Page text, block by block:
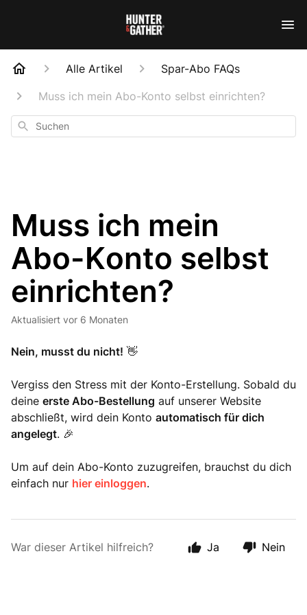
Alle Artikel
Spar-Abo FAQs
Muss ich mein Abo-Konto selbst einrichten?
Suchen
Muss ich mein
Abo-Konto selbst
einrichten?
Aktualisiert vor 6 Monaten
Nein, musst du nicht! 👋
Vergiss den Stress mit der Konto-Erstellung. Sobald du
deine erste Abo-Bestellung auf unserer Website
abschließt, wird dein Konto automatisch für dich
angelegt. 🎉
Um auf dein Abo-Konto zuzugreifen, brauchst du dich
einfach nur hier einloggen.
War dieser Artikel hilfreich? Ja Nein